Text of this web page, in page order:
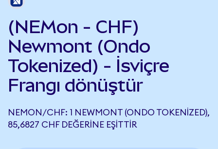
(NEMon - CHF)
Newmont (Ondo
Tokenized) - İsviçre
Frangı dönüştür
NEMON/CHF: 1 NEWMONT (ONDO TOKENIZED),
85,6827 CHF DEĞERINE EŞITTIR